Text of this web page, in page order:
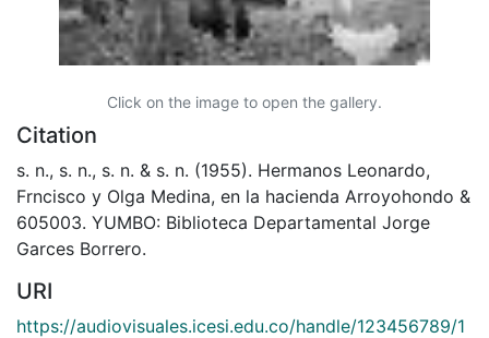
Click on the image to open the gallery.
Citation
s. n., s. n., s. n. & s. n. (1955). Hermanos Leonardo,
Frncisco y Olga Medina, en la hacienda Arroyohondo &
605003. YUMBO: Biblioteca Departamental Jorge
Garces Borrero.
URI
https://audiovisuales.icesi.edu.co/handle/123456789/1